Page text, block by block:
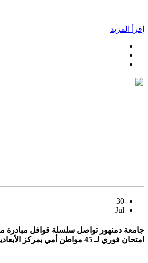
إقرأ المزيد
30
Jul
جامعة دمنهور تواصل سلسلة قوافل مبادرة
امتحان فوري لـ 45 مواطن أمي بمركز الأبعادية ب